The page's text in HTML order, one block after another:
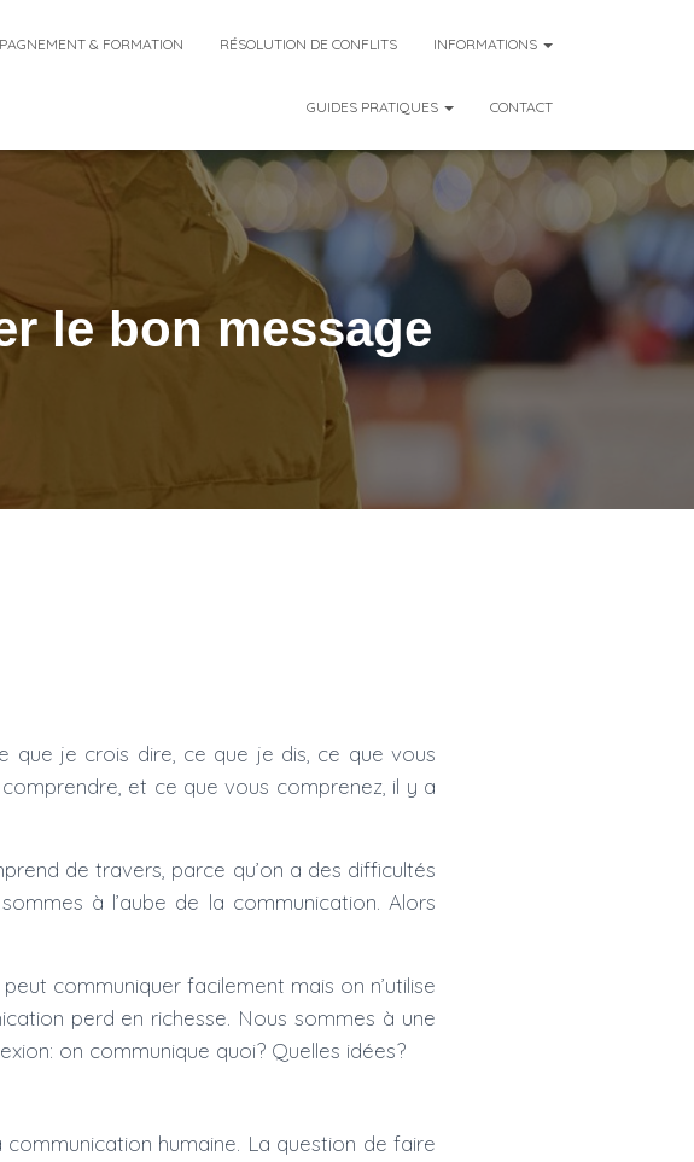
& FORMATION RÉSOLUTION DE CONFLITS INFORMATIONS
GUIDES PRATIQUES CONTACT
le bon message
que je crois dire, ce que je dis, ce que vous
et ce que vous comprenez, il y a
de travers, parce qu’on a des difficultés
à l’aube de la communication. Alors
communiquer facilement mais on n’utilise
perd en richesse. Nous sommes à une
on communique quoi? Quelles idées?
humaine. La question de faire